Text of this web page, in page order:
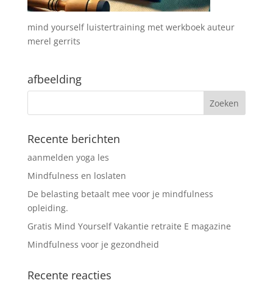
mind yourself luistertraining met werkboek auteur
merel gerrits
afbeelding
Recente berichten
aanmelden yoga les
Mindfulness en loslaten
De belasting betaalt mee voor je mindfulness
opleiding.
Gratis Mind Yourself Vakantie retraite E magazine
Mindfulness voor je gezondheid
Recente reacties